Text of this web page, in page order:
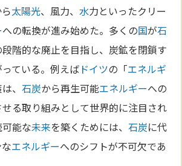
太陽光、風力、水力といったクリー
への転換が進み始めた。多くの国が石
階的な廃止を目指し、炭鉱を閉鎖す
ている。例えばドイツの「エネルギ
、石炭から再生可能エネルギーへの
る取り組みとして世界的に注目され
能な未来を築くためには、石炭に代
エネルギーへのシフトが不可欠であ